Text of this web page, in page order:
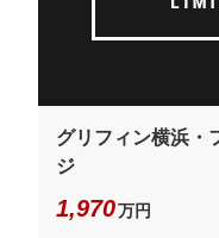
グリフィン横浜・
ジ
1,970万円